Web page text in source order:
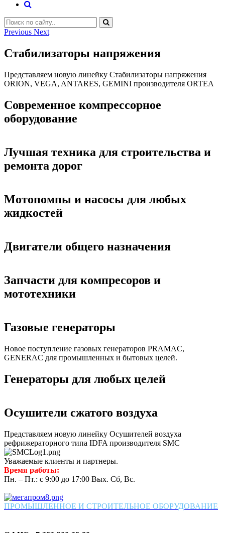
Previous Next
Стабилизаторы напряжения
Представляем новую линейку Стабилизаторы напряжения
ORION, VEGA, ANTARES, GEMINI производителя ORTEA
Современное компрессорное
оборудование
Лучшая техника для строительства и
ремонта дорог
Мотопомпы и насосы для любых
жидкостей
Двигатели общего назначения
Запчасти для компресоров и
мототехники
Газовые генераторы
Новое поступление газовых генераторов PRAMAC,
GENERAC для промышленных и бытовых целей.
Генераторы для любых целей
Осушители сжатого воздуха
Представляем новую линейку Осушителей воздуха
рефрижераторного типа IDFA производителя SMC
Уважаемые клиенты и партнеры.
Время работы:
Пн. – Пт.: с 9:00 до 17:00 Вых. Сб, Вс.
ПРОМЫШЛЕННОЕ И СТРОИТЕЛЬНОЕ ОБОРУДОВАНИЕ